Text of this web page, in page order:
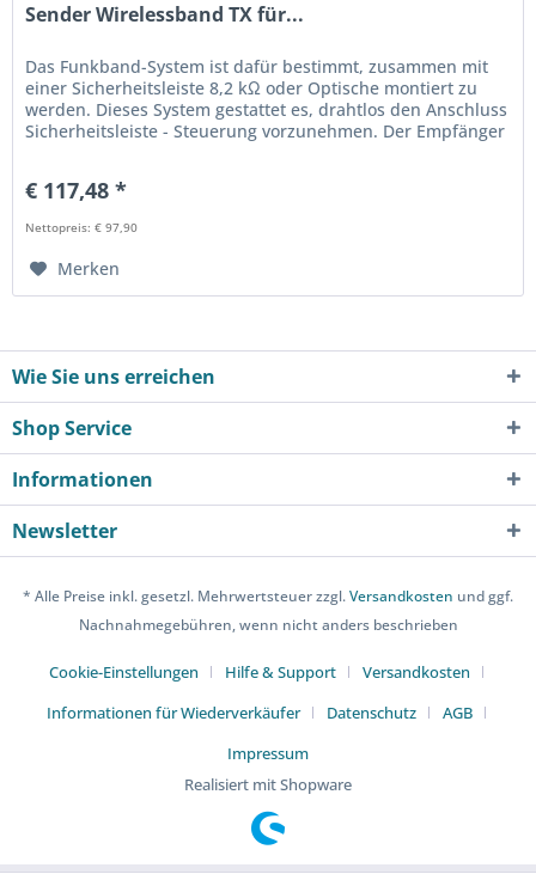
Sender Wirelessband TX für...
Das Funkband-System ist dafür bestimmt, zusammen mit
einer Sicherheitsleiste 8,2 kΩ oder Optische montiert zu
werden. Dieses System gestattet es, drahtlos den Anschluss
Sicherheitsleiste - Steuerung vorzunehmen. Der Empfänger
€ 117,48 *
Nettopreis: € 97,90
Merken
Wie Sie uns erreichen
Shop Service
Informationen
Newsletter
* Alle Preise inkl. gesetzl. Mehrwertsteuer zzgl.Versandkosten und ggf.
Nachnahmegebühren, wenn nicht anders beschrieben
Cookie-Einstellungen Hilfe & Support
Versandkosten
Informationen für Wiederverkäufer
Datenschutz
AGB
Impressum
Realisiert mit Shopware